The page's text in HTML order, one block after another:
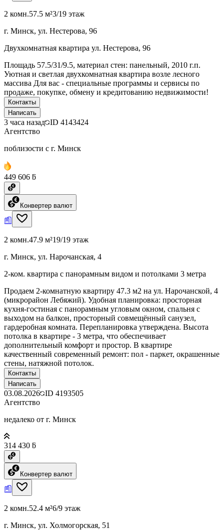
2 комн.57.5 м²3/19 этаж
г. Минск, ул. Нестерова, 96
Двухкомнатная квартира ул. Нестерова, 96
Площадь 57.5/31/9.5, материал стен: панельный, 2010 г.п.
Уютная и светлая двухкомнатная квартира возле лесного
массива Для вас - специальные программы и сервисы по
продаже, покупке, обмену и кредитованию недвижимости!
Контакты
Написать
3 часа назад ID 4143424
Агентство
поблизости с г. Минск
449 606 ƃ
Конвертер валют
2 комн.47.9 м²19/19 этаж
г. Минск, ул. Нарочанская, 4
2-ком. квартира с панорамным видом и потолками 3 метра
Продаем 2-комнатную квартиру 47.3 м2 на ул. Нарочанской, 4
(микрорайон Лебяжий). Удобная планировка: просторная
кухня-гостиная с панорамным угловым окном, спальня с
выходом на балкон, просторный совмещённый санузел,
гардеробная комната. Перепланировка утверждена. Высота
потолка в квартире - 3 метра, что обеспечивает
дополнительный комфорт и простор. В квартире
качественный современный ремонт: пол - паркет, окрашенные
стены, натяжной потолок.
Контакты
Написать
03.08.2026 ID 4193505
Агентство
недалеко от г. Минск
314 430 ƃ
Конвертер валют
2 комн.52.4 м²6/9 этаж
г. Минск, ул. Холмогорская, 51